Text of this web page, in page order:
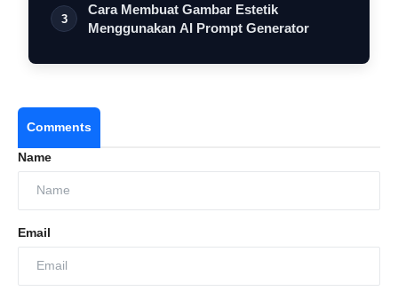
3
Cara Membuat Gambar Estetik
Menggunakan AI Prompt Generator
Comments
Name
Email